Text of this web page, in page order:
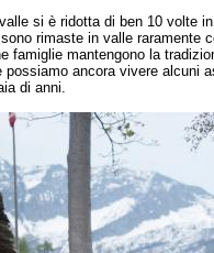
si è ridotta di ben 10 volte
rimaste in valle raramente
famiglie mantengono la
ancora vivere alcuni
di anni.